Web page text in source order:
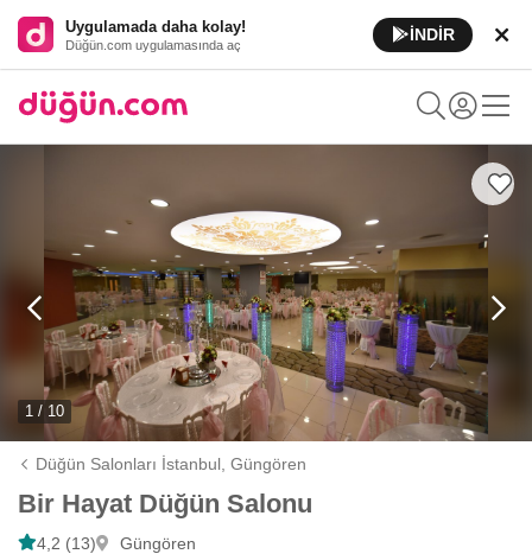
Uygulamada daha kolay!
Düğün.com uygulamasında aç
İNDİR
1 / 10
Düğün Salonları İstanbul,Güngören
Bir Hayat Düğün Salonu
4,2 (13) Güngören